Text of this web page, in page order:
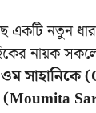
একটি নতুন
নায়ক
ওম সাহানিকে
(Moumita